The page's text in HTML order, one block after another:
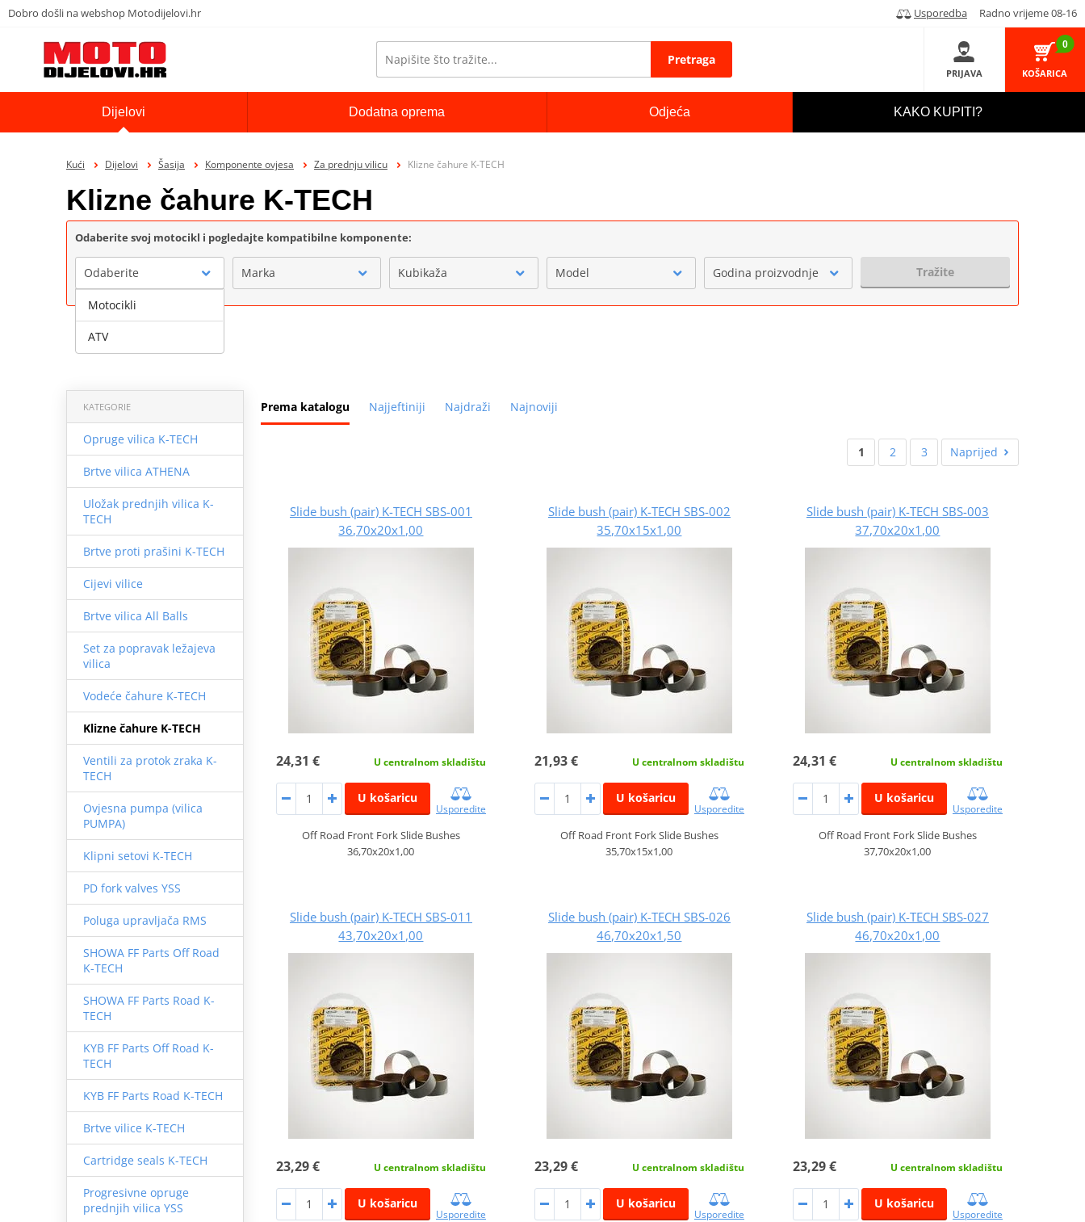
Dobro došli na webshop Motodijelovi.hr Usporedba Radno vrijeme 08-16
Pretraga
PRIJAVA
0
KOŠARICA
Dijelovi Dodatna oprema Odjeća KAKO KUPITI?
Kući Dijelovi Šasija Komponente ovjesa Za prednju vilicu Klizne čahure K-TECH
Klizne čahure K-TECH
Odaberite svoj motocikl i pogledajte kompatibilne komponente:
Odaberite Marka Kubikaža Model Godina proizvodnje Tražite
Prema katalogu Najjeftiniji Najdraži Najnoviji
KATEGORIE
Opruge vilica K-TECH
Brtve vilica ATHENA
Uložak prednjih vilica K-
TECH
Brtve proti prašini K-TECH
Cijevi vilice
Brtve vilica All Balls
Set za popravak ležajeva
vilica
Vodeće čahure K-TECH
Klizne čahure K-TECH
Ventili za protok zraka K-
TECH
Ovjesna pumpa (vilica
PUMPA)
Klipni setovi K-TECH
PD fork valves YSS
Poluga upravljača RMS
SHOWA FF Parts Off Road
K-TECH
SHOWA FF Parts Road K-
TECH
KYB FF Parts Off Road K-
TECH
KYB FF Parts Road K-TECH
Brtve vilice K-TECH
Cartridge seals K-TECH
Progresivne opruge
prednjih vilica YSS
1 2 3 Naprijed
Slide bush (pair) K-TECH SBS-001
36,70x20x1,00
24,31 € U centralnom skladištu
U košaricu
Usporedite
Off Road Front Fork Slide Bushes
36,70x20x1,00
Slide bush (pair) K-TECH SBS-002
35,70x15x1,00
21,93 € U centralnom skladištu
U košaricu
Usporedite
Off Road Front Fork Slide Bushes
35,70x15x1,00
Slide bush (pair) K-TECH SBS-003
37,70x20x1,00
24,31 € U centralnom skladištu
U košaricu
Usporedite
Off Road Front Fork Slide Bushes
37,70x20x1,00
Slide bush (pair) K-TECH SBS-011
43,70x20x1,00
23,29 € U centralnom skladištu
U košaricu
Usporedite
Slide bush (pair) K-TECH SBS-026
46,70x20x1,50
23,29 € U centralnom skladištu
U košaricu
Usporedite
Slide bush (pair) K-TECH SBS-027
46,70x20x1,00
23,29 € U centralnom skladištu
U košaricu
Usporedite
Motocikli
ATV